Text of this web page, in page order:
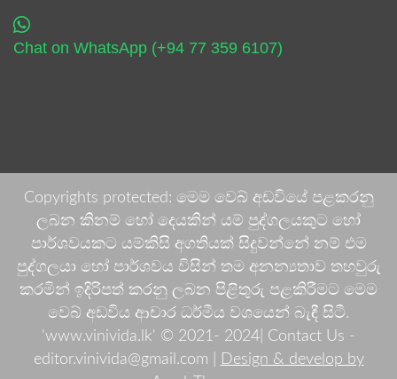
Chat on WhatsApp (+94 77 359 6107)
Copyrights protected: මෙම වෙබ් අඩවියේ පළකරනු
ලබන කිනම් හෝ දෙයකින් යම් පුද්ගලයකුට හෝ
පාර්ශවයකට යම්කිසි අගතියක් සිදුවන්නේ නම් එම
පුද්ගලයා හෝ පාර්ශවය විසින් තම අනන්‍යතාව තහවුරු
කරමින් ඉදිරිපත් කරනු ලබන පිළිතුරු පළකිරීමට මෙම
වෙබ් අඩවිය ආචාර ධර්මීය වශයෙන් බැඳී සිටී.
'www.vinivida.lk' © 2021- 2024| Contact Us -
editor.vinivida@gmail.com |
Design & develop by